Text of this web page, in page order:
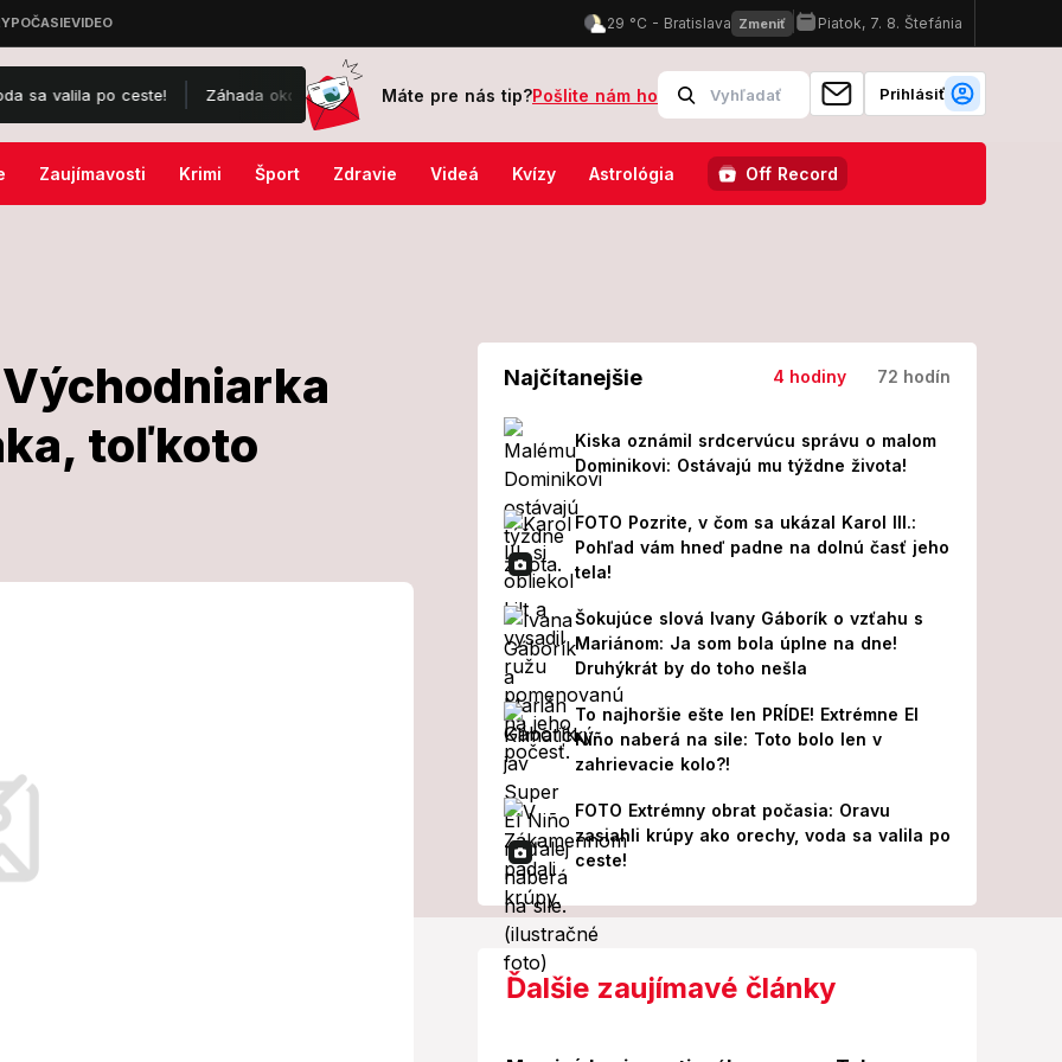
po ceste! Záhada okolo drámy na kúpalisku v Diakovciach: V nemocnici skončilo 8 ľudí! FOTO Pozrite, v čom sa ukázal
Máte pre nás tip?Pošlite nám ho Prihlásiť
Zaujímavosti Krimi Šport Zdravie Videá Kvízy Astrológia Off Record
toľkoto
D1:
narazila do
činu ohrozenia pod vplyvom
ženu z obce Široké v okrese
Najčítanejšie 4 hodiny 72 hodín
Kiska oznámil srdcervúcu správu o malom
Dominikovi: Ostávajú mu týždne života!
FOTO Pozrite, v čom sa ukázal Karol III.:
Pohľad vám hneď padne na dolnú časť jeho
tela!
Šokujúce slová Ivany Gáborík o vzťahu s
Mariánom: Ja som bola úplne na dne!
Druhýkrát by do toho nešla
To najhoršie ešte len PRÍDE! Extrémne El
Niño naberá na sile: Toto bolo len v
zahrievacie kolo?!
FOTO Extrémny obrat počasia: Oravu
zasiahli krúpy ako orechy, voda sa valila po
ceste!
Ďalšie zaujímavé články